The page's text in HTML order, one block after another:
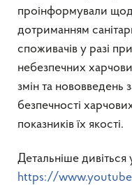
проінформували
дотриманням
споживачів у разі
небезпечних
змін та нововведень
безпечності
показників їх якості.
Детальніше
https://